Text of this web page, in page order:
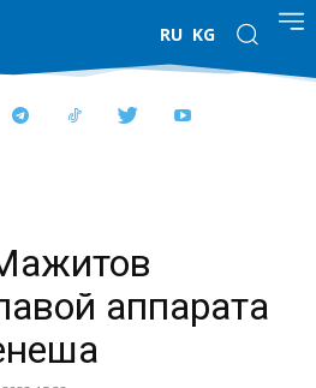
RU KG
аппарата